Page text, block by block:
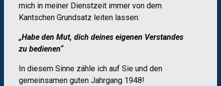
mich in meiner Dienstzeit immer von dem
Kantschen Grundsatz leiten lassen:
„Habe den Mut, dich deines eigenen Verstandes
zu bedienen“
In diesem Sinne zähle ich auf Sie und den
gemeinsamen guten Jahrgang 1948!